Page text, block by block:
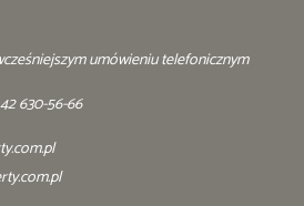
umówieniu telefonicznym
630-56-66